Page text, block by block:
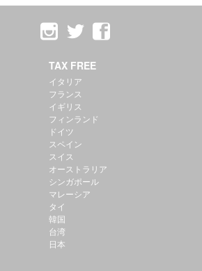
TAX FREE
イタリア
フランス
イギリス
フィンランド
ドイツ
スペイン
スイス
オーストラリア
シンガポール
マレーシア
タイ
韓国
台湾
日本